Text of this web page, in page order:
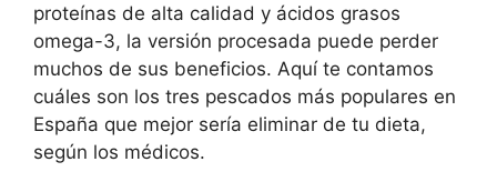
proteínas de alta calidad y ácidos grasos
omega-3, la versión procesada puede perder
muchos de sus beneficios. Aquí te contamos
cuáles son los tres pescados más populares en
España que mejor sería eliminar de tu dieta,
según los médicos.